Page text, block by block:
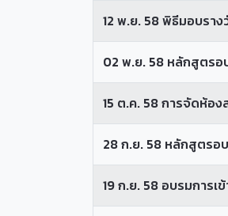
12 พ.ย. 58 พิธีมอบรา
02 พ.ย. 58 หลักสูตรอ
15 ต.ค. 58 การจัดห้อ
28 ก.ย. 58 หลักสูตรอ
19 ก.ย. 58 อบรมการเ